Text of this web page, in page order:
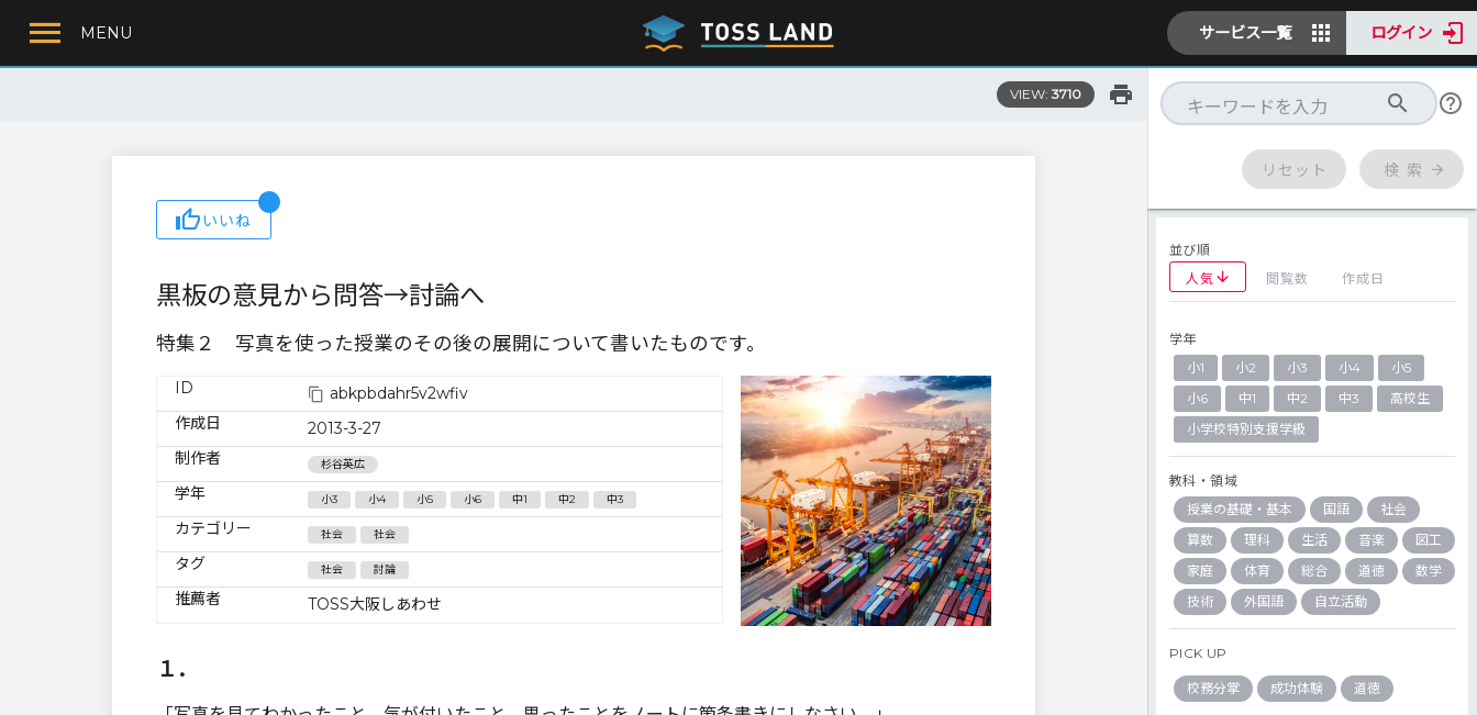
MENU サービス一覧 ログイン
VIEW: 3710
いいね
黒板の意見から問答→討論へ
特集２ 写真を使った授業のその後の展開について書いたものです。
ID
abkpbdahr5v2wfiv
作成日
2013-3-27
制作者
杉谷英広
学年 小3 小4 小5 小6 中1 中2 中3
カテゴリー 社会 社会
タグ 社会 討論
推薦者 TOSS大阪しあわせ
１．
リセット 検 索
並び順
人気
閲覧数 作成日
学年
小1
小2 小3 小4
小5
小6
中1 中2 中3
高校生
小学校特別支援学級
教科・領域
授業の基礎・基本
国語
社会
算数
理科 生活 音楽
図工
家庭
体育 総合 道徳
数学
技術
外国語 自立活動
PICK UP
校務分掌 成功体験 道徳